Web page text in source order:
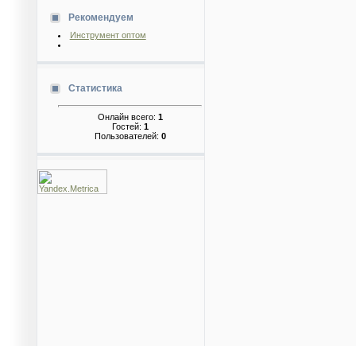
Рекомендуем
Инструмент оптом
Статистика
Онлайн всего: 1
Гостей: 1
Пользователей: 0